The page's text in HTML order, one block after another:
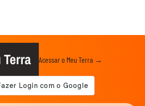
Terra Acessar o Meu Terra →